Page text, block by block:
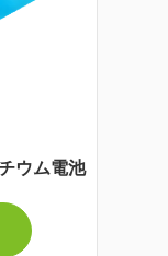
ウム電池